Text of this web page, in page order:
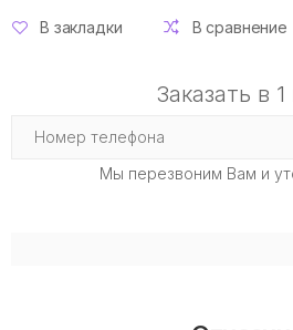
В закладки В сравнение
Заказать в 1
Мы перезвоним Вам и